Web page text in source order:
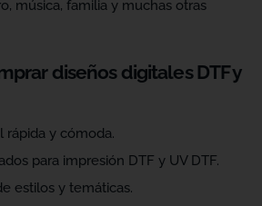
música, familia y muchas otras
diseños digitales DTF y
rápida y cómoda.
para impresión DTF y UV DTF.
estilos y temáticas.